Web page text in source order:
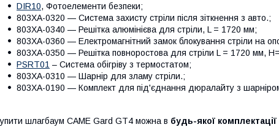
DIR10, Фотоелементи безпеки;
803XA-0320 — Система захисту стріли після зіткнення з авто.;
803XA-0340 — Решітка алюмінієва для стріли, L = 1720 мм;
803XA-0360 — Електромагнітний замок блокування стріли на
803XA-0350 — Решітка повноростова для стріли L = 1720 мм,
PSRT01 – Система обігріву з термостатом;
803XA-0310 — Шарнір для зламу стріли.;
803XA-0190 — Комплект для під'єднання дюралайту з
шлагбаум CAME Gard GT4 можна в будь-якої комплектації